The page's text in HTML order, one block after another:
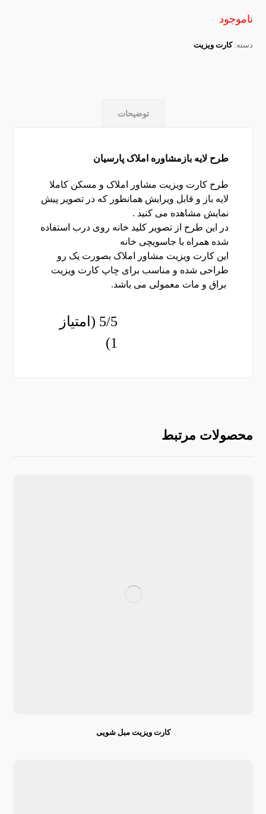
ناموجود
دسته:کارت ویزیت
توضیحات
طرح لایه بازمشاوره املاک پارسیان
طرح کارت ویزیت مشاور املاک و مسکن کاملا
لایه باز و قابل ویرایش همانطور که در تصویر پیش
نمایش مشاهده می کنید .
در این طرح از تصویر کلید خانه روی درب استفاده
شده همراه با جاسویچی خانه
این کارت ویزیت مشاور املاک بصورت یک رو
طراحی شده و مناسب برای چاپ کارت ویزیت
براق و مات معمولی می باشد.
5/5 (امتیاز
1)
محصولات مرتبط
کارت ویزیت مبل شویی